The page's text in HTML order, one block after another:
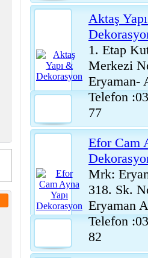
Aktaş
1. Etap
Merkezi
Eryaman-
Telefon
77
Efor Cam
Mrk:
318. Sk.
Eryaman
Telefon
82